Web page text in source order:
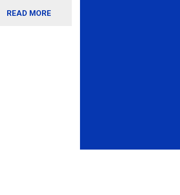
う成分は、納
なかった。
る。 ・タレ
ふわ感がよ
ロイチン補
を食べるほ
体のゆがみ
READ MORE